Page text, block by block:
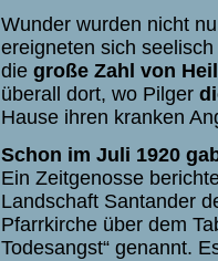
Wunder wurden nicht
ereigneten sich
diegroße Zahl von
überall dort, wo Pilger
Hause ihren kranken
Schon im Juli 1920
Ein Zeitgenosse
Landschaft Santander
Pfarrkirche über dem
Todesangst“ genannt.